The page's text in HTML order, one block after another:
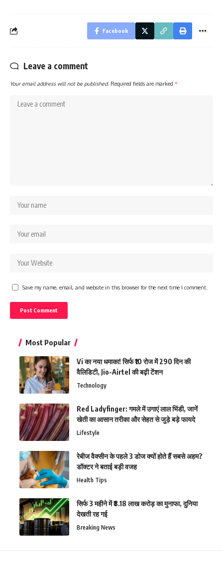
Facebook
Leave a comment
Your email address will not be published. Required fields are marked *
Save my name, email, and website in this browser for the next time I comment.
Most Popular
Vi का नया धमाका! सिर्फ ₹10 रोज में 290 दिन की
वैलिडिटी, Jio-Airtel की बढ़ी टेंशन
Technology
Red Ladyfinger: गमले में उगाएं लाल भिंडी, जानें
खेती का आसान तरीका और सेहत से जुड़े बड़े फायदे
Lifestyle
रेबीज वैक्सीन के पहले 3 डोज क्यों होते हैं सबसे अहम?
डॉक्टर ने बताई बड़ी वजह
Health Tips
सिर्फ 3 महीने में ₹8.18 लाख करोड़ का मुनाफा, दुनिया
देखती रह गई
Breaking News